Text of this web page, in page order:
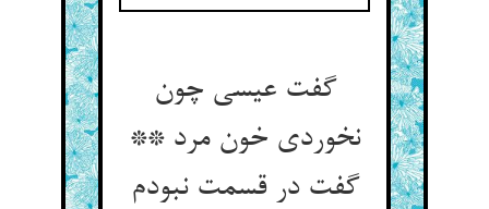
گفت عیسی چون
نخوردی خون مرد **
گفت در قسمت نبودم